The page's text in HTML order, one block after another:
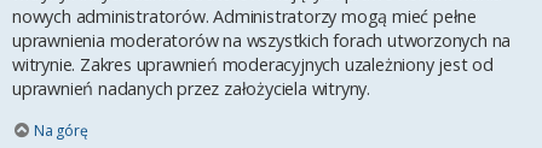
nowych administratorów. Administratorzy mogą mieć pełne
uprawnienia moderatorów na wszystkich forach utworzonych na
witrynie. Zakres uprawnień moderacyjnych uzależniony jest od
uprawnień nadanych przez założyciela witryny.
Na górę